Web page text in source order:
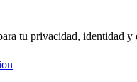
tu privacidad, identidad y